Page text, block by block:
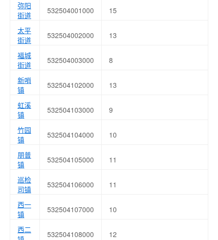
弥阳
街道
532504001000 15
太平
街道
532504002000 13
福城
街道
532504003000 8
新哨
镇
532504102000 13
虹溪
镇
532504103000 9
竹园
镇
532504104000 10
朋普
镇
532504105000 11
巡检
司镇
532504106000 11
西一
镇
532504107000 10
西二
532504108000 12